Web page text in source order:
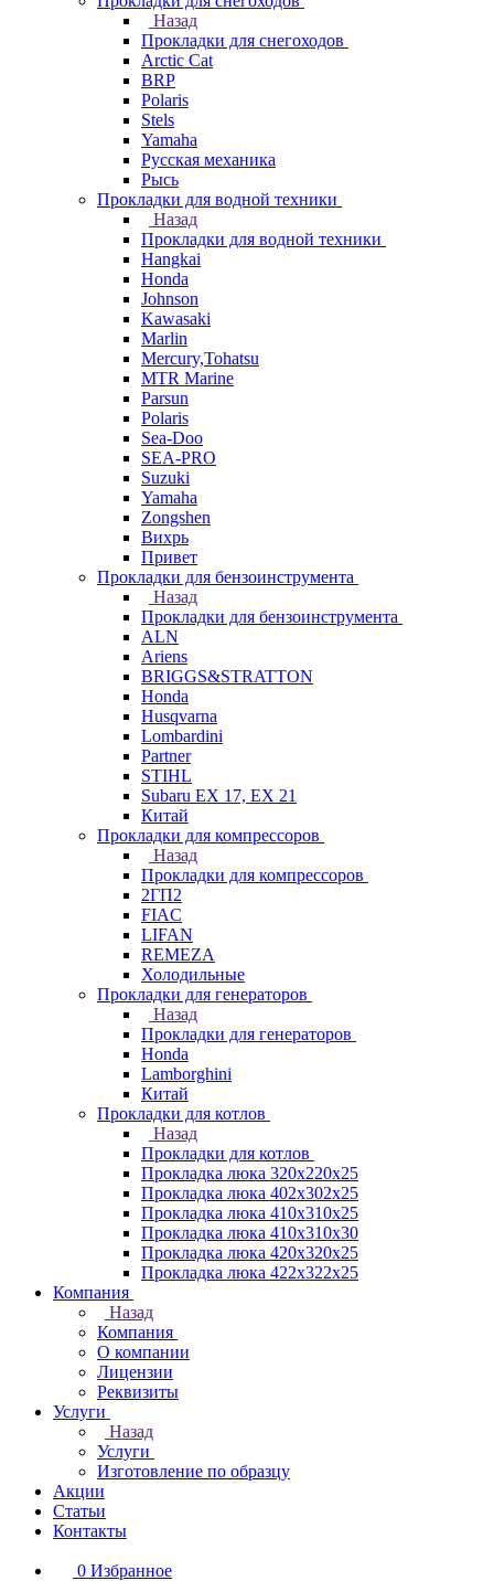
Назад
Прокладки для снегоходов
Arctic Cat
BRP
Polaris
Stels
Yamaha
Русская механика
Рысь
Прокладки для водной техники
Назад
Прокладки для водной техники
Hangkai
Honda
Johnson
Kawasaki
Marlin
Mercury,Tohatsu
MTR Marine
Parsun
Polaris
Sea-Doo
SEA-PRO
Suzuki
Yamaha
Zongshen
Вихрь
Привет
Прокладки для бензоинструмента
Назад
Прокладки для бензоинструмента
ALN
Ariens
BRIGGS&STRATTON
Honda
Husqvarna
Lombardini
Partner
STIHL
Subaru EX 17, EX 21
Китай
Прокладки для компрессоров
Назад
Прокладки для компрессоров
2ГП2
FIAC
LIFAN
REMEZA
Холодильные
Прокладки для генераторов
Назад
Прокладки для генераторов
Honda
Lamborghini
Китай
Прокладки для котлов
Назад
Прокладки для котлов
Прокладка люка 320x220x25
Прокладка люка 402x302x25
Прокладка люка 410x310x25
Прокладка люка 410х310х30
Прокладка люка 420x320x25
Прокладка люка 422x322x25
Компания
Назад
Компания
О компании
Лицензии
Реквизиты
Услуги
Назад
Услуги
Изготовление по образцу
Акции
Статьи
Контакты
0 Избранное